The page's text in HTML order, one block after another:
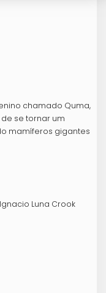
chamado Quma,
se tornar um
mamíferos gigantes
Luna Crook